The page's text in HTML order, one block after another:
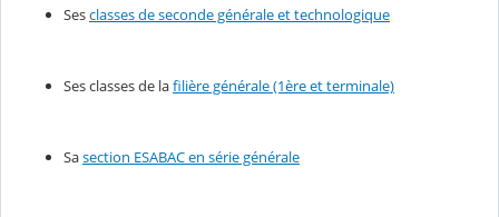
Sesclasses de seconde générale et technologique
Ses classes de lafilière générale (1ère et terminale)
Sasection ESABAC en série générale